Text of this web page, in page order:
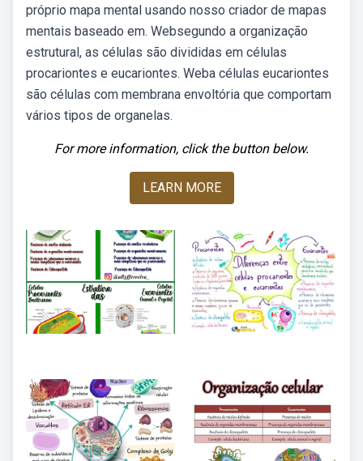
próprio mapa mental usando nosso criador de mapas
mentais baseado em. Websegundo a organização
estrutural, as células são divididas em células
procariontes e eucariontes. Weba células eucariontes
são células com membrana envoltória que comportam
vários tipos de organelas.
For more information, click the button below.
LEARN MORE